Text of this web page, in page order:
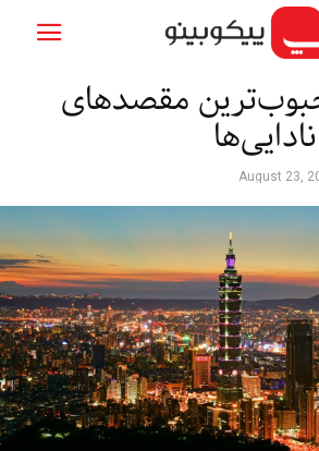
مقصدهای
August 23,